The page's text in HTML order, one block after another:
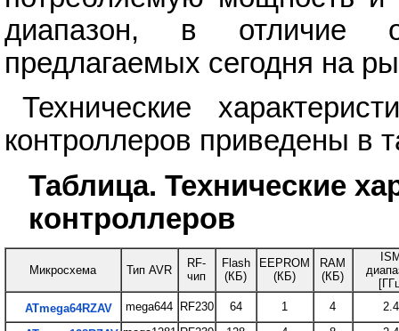
диапазон, в отличие
предлагаемых сегодня на
Технические
контроллеров приведены в
Таблица. Технические
контроллеров
Микросхема Тип AVR
RF-
чип
Flash
(КБ)
EEPROM
(КБ)
RAM
(КБ)
ATmega64RZAV
mega644 RF230 64 1 4 2.4